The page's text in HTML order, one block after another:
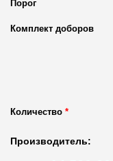
Порог
Комплект доборов
Количество *
Производитель: